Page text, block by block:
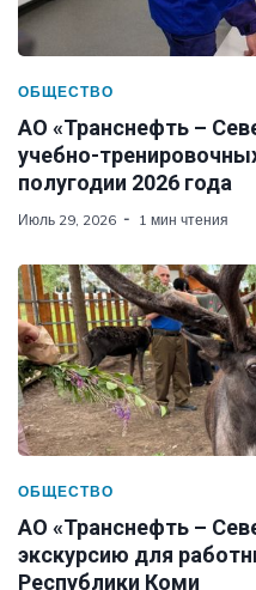
ОБЩЕСТВО
АО «Транснефть –
учебно-
полугодии 2026 года
Июль 29, 2026 1 мин чтения
ОБЩЕСТВО
АО «Транснефть –
экскурсию для
Республики Коми